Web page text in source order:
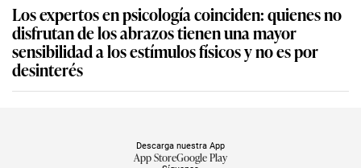
Los expertos en psicología coinciden: quienes no
disfrutan de los abrazos tienen una mayor
sensibilidad a los estímulos físicos y no es por
desinterés
Descarga nuestra App
App StoreGoogle Play